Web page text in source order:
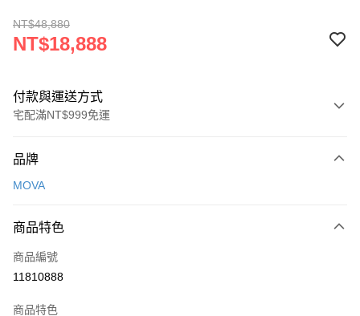
NT$48,880
NT$18,888
付款與運送方式
宅配滿NT$999免運
信用卡一次付款
3 期 0 利率 每期
合作金庫商業銀行
上海商業儲蓄銀行
合作金庫商業銀行
上海商業儲蓄銀行
即享券
LINE Pay
品牌
MOVA
商品特色
商品編號
11810888
商品特色